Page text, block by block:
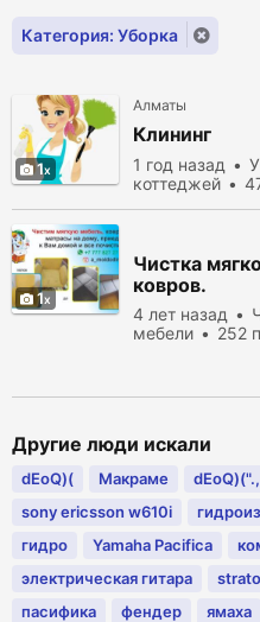
Категория: Уборка
1
Алматы
Клининг
1 год назад
коттеджей
1
Чистка
ковров.
4 лет назад
мебели
252
Другие люди искали
dEoQ)( Макраме
sony ericsson w610i
гидро
Yamaha Pacifica
электрическая гитара
пасифика
фендер ямаха